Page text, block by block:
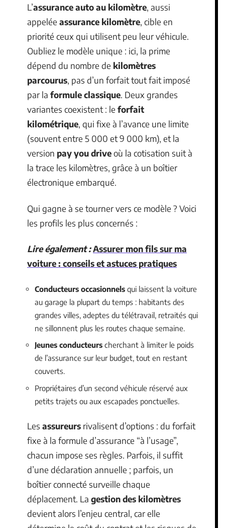
L’assurance auto au kilomètre, aussi
appelée assurance kilomètre, cible en
priorité ceux qui utilisent peu leur véhicule.
Oubliez le modèle unique : ici, la prime
dépend du nombre de kilomètres
parcourus, pas d’un forfait tout fait imposé
par la formule classique. Deux grandes
variantes coexistent : le forfait
kilométrique, qui fixe à l’avance une limite
(souvent entre 5 000 et 9 000 km), et la
version pay you driveoù la cotisation suit à
la trace les kilomètres, grâce à un boîtier
électronique embarqué.
Qui gagne à se tourner vers ce modèle ? Voici
les profils les plus concernés :
Lire également :Assurer mon fils sur ma
voiture : conseils et astuces pratiques
Conducteurs occasionnels qui laissent la voiture
au garage la plupart du temps : habitants des
grandes villes, adeptes du télétravail, retraités qui
ne sillonnent plus les routes chaque semaine.
Jeunes conducteurs cherchant à limiter le poids
de l’assurance sur leur budget, tout en restant
couverts.
Propriétaires d’un second véhicule réservé aux
petits trajets ou aux escapades ponctuelles.
Les assureurs rivalisent d’options : du forfait
fixe à la formule d’assurance “à l’usage”,
chacun impose ses règles. Parfois, il suffit
d’une déclaration annuelle ; parfois, un
boîtier connecté surveille chaque
déplacement. La gestion des kilomètres
devient alors l’enjeu central, car elle